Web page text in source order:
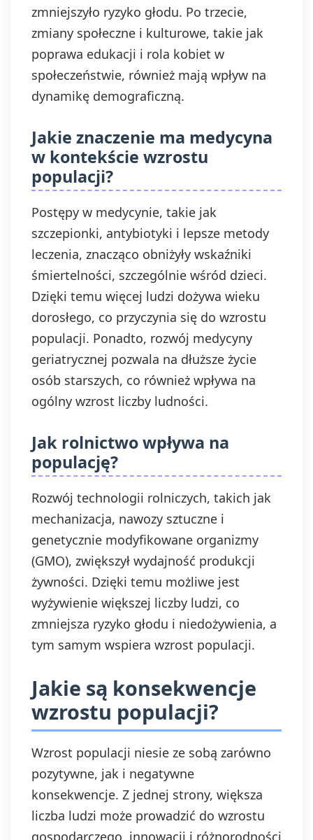
zmniejszyło ryzyko głodu. Po trzecie,
zmiany społeczne i kulturowe, takie jak
poprawa edukacji i rola kobiet w
społeczeństwie, również mają wpływ na
dynamikę demograficzną.
Jakie znaczenie ma medycyna
w kontekście wzrostu
populacji?
Postępy w medycynie, takie jak
szczepionki, antybiotyki i lepsze metody
leczenia, znacząco obniżyły wskaźniki
śmiertelności, szczególnie wśród dzieci.
Dzięki temu więcej ludzi dożywa wieku
dorosłego, co przyczynia się do wzrostu
populacji. Ponadto, rozwój medycyny
geriatrycznej pozwala na dłuższe życie
osób starszych, co również wpływa na
ogólny wzrost liczby ludności.
Jak rolnictwo wpływa na
populację?
Rozwój technologii rolniczych, takich jak
mechanizacja, nawozy sztuczne i
genetycznie modyfikowane organizmy
(GMO), zwiększył wydajność produkcji
żywności. Dzięki temu możliwe jest
wyżywienie większej liczby ludzi, co
zmniejsza ryzyko głodu i niedożywienia, a
tym samym wspiera wzrost populacji.
Jakie są konsekwencje
wzrostu populacji?
Wzrost populacji niesie ze sobą zarówno
pozytywne, jak i negatywne
konsekwencje. Z jednej strony, większa
liczba ludzi może prowadzić do wzrostu
gospodarczego, innowacji i różnorodności